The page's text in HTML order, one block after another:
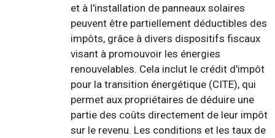
et à l'installation de panneaux solaires
peuvent être partiellement déductibles des
impôts, grâce à divers dispositifs fiscaux
visant à promouvoir les énergies
renouvelables. Cela inclut le crédit d'impôt
pour la transition énergétique (CITE), qui
permet aux propriétaires de déduire une
partie des coûts directement de leur impôt
sur le revenu. Les conditions et les taux de